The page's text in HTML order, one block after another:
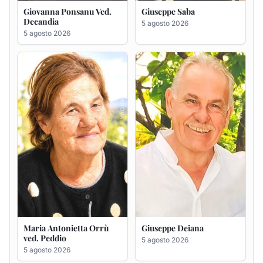
Maria Antonietta Orrù
ved. Peddio
5 agosto 2026
Giuseppe Deiana
5 agosto 2026